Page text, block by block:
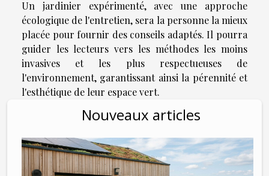
Un jardinier expérimenté, avec une approche
écologique de l'entretien, sera la personne la mieux
placée pour fournir des conseils adaptés. Il pourra
guider les lecteurs vers les méthodes les moins
invasives et les plus respectueuses de
l'environnement, garantissant ainsi la pérennité et
l'esthétique de leur espace vert.
Nouveaux articles